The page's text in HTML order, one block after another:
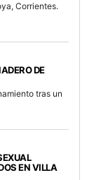
Corrientes.
DE
tras un
EN VILLA